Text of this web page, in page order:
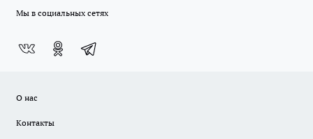
Мы в социальных сетях
О нас
Контакты